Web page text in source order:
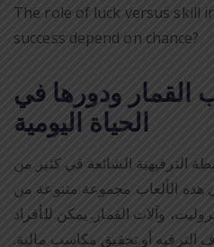
The role of luck versus skill
success depend on chance?
القمار ودورها في
الحياة اليومية
الترفيهية الشائعة في كثير من
هذه الألعاب مجموعة متنوعة من
وآلات القمار. يمكن للأفراد
الترفيه أو تحقيق مكاسب مالية.